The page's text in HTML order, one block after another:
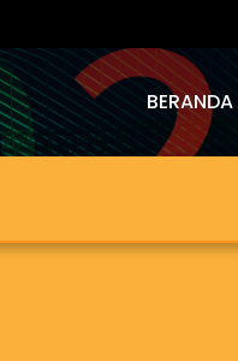
BERANDA